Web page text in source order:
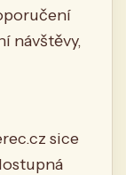
návštěvy,
sice